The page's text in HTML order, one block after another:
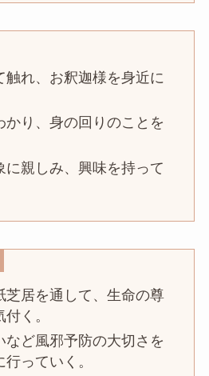
触れ、お釈迦様を身近に
かり、身の回りのことを
に親しみ、興味を持って
芝居を通して、生命の尊
く。
など風邪予防の大切さを
っていく。